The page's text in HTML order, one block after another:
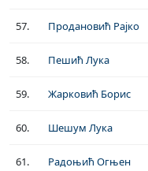
57. Продановић Рајко
58. Пешић Лука
59. Жарковић Борис
60. Шешум Лука
61. Радоњић Огњен